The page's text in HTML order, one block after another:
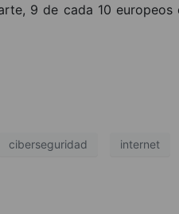
9 de cada 10
ciberseguridad internet